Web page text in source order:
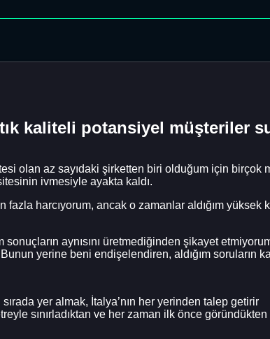
kaliteli potansiyel müşteriler
olan az sayıdaki şirketten biri olduğum için birçok
ivmesiyle ayakta kaldı.
fazla harcıyorum, ancak o zamanlar aldığım
aynısını üretmediğinden şikayet
yerine beni endişelendiren, aldığım soruların
yer almak, İtalya’nın her yerinden talep getirir
sınırladıktan ve her zaman ilk önce